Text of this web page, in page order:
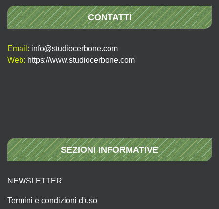
CONTATTI
Email: info@studiocerbone.com
Web: https://www.studiocerbone.com
SEZIONI INFORMATIVE
NEWSLETTER
Termini e condizioni d'uso